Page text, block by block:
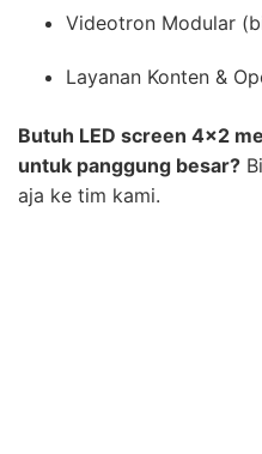
Videotron Modular
Layanan Konten &
Butuh LED screen 4×2
untuk panggung besar?
aja ke tim kami.